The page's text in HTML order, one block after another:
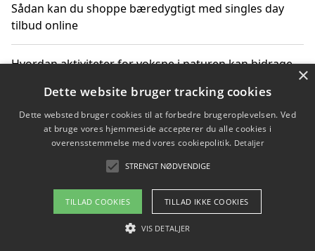
Sådan kan du shoppe bæredygtigt med singles day
tilbud online
Hvordan aktiviteter for voksne i naturen kan bidrage
Sådan planlægger du dine vigtige datoer for CO2-
reduktion
Copyright 2026 - Pilanto Aps
Om / kontakt
×
Dette website bruger tracking cookies
Dette websted bruger cookies til at forbedre brugeroplevelsen. Ved
at bruge vores hjemmeside accepterer du alle cookies i
overensstemmelse med vores cookiepolitik. Detaljer
STRENGT NØDVENDIGE
TILLAD COOKIES TILLAD IKKE COOKIES
VIS DETALJER